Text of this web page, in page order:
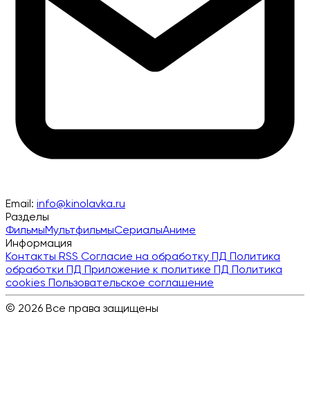
Email: info@kinolavka.ru
Разделы
ФильмыМультфильмыСериалыАниме
Информация
Контакты RSS Согласие на обработку ПД Политика
обработки ПД Приложение к политике ПД Политика
cookies Пользовательское соглашение
© 2026 Все права защищены